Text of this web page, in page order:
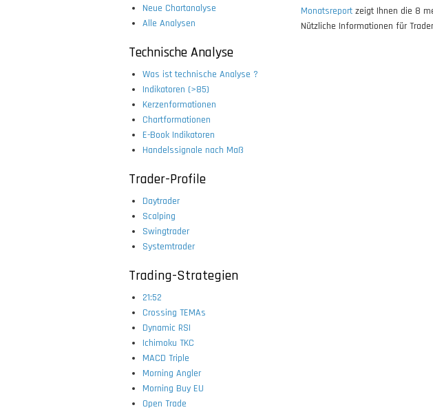
Neue Chartanalyse
Alle Analysen
Technische Analyse
Was ist technische Analyse ?
Indikatoren (>85)
Kerzenformationen
Chartformationen
E-Book Indikatoren
Handelssignale nach Maß
Trader-Profile
Daytrader
Scalping
Swingtrader
Systemtrader
Trading-Strategien
21:52
Crossing TEMAs
Dynamic RSI
Ichimoku TKC
MACD Triple
Morning Angler
Morning Buy EU
Open Trade
Monatsreport zeigt Ihnen die 8
Nützliche Informationen für